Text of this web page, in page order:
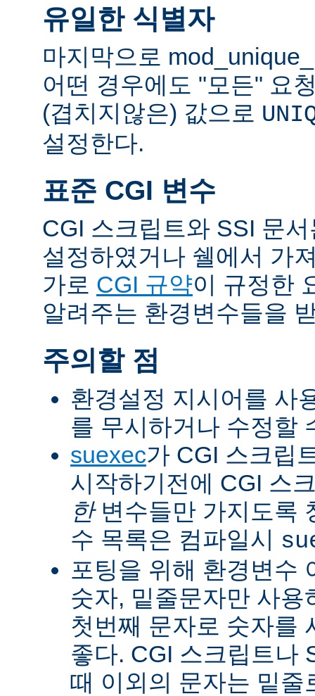
유일한 식별자
마지막으로
어떤 경우에도 "모든" 요
(겹치지않은) 값으로
설정한다.
표준 CGI 변수
CGI 스크립트와 SSI 문
설정하였거나 쉘에서 가
가로 CGI 규약이 규정한
알려주는 환경변수들을
주의할 점
환경설정 지시어를 사
를 무시하거나 수정할
suexec가 CGI 스크립
시작하기전에 CGI 스
한변수들만 가지도록
수 목록은 컴파일시
포팅을 위해 환경변수
숫자, 밑줄문자만 사용
첫번째 문자로 숫자를
좋다. CGI 스크립트나
때 이외의 문자는 밑줄